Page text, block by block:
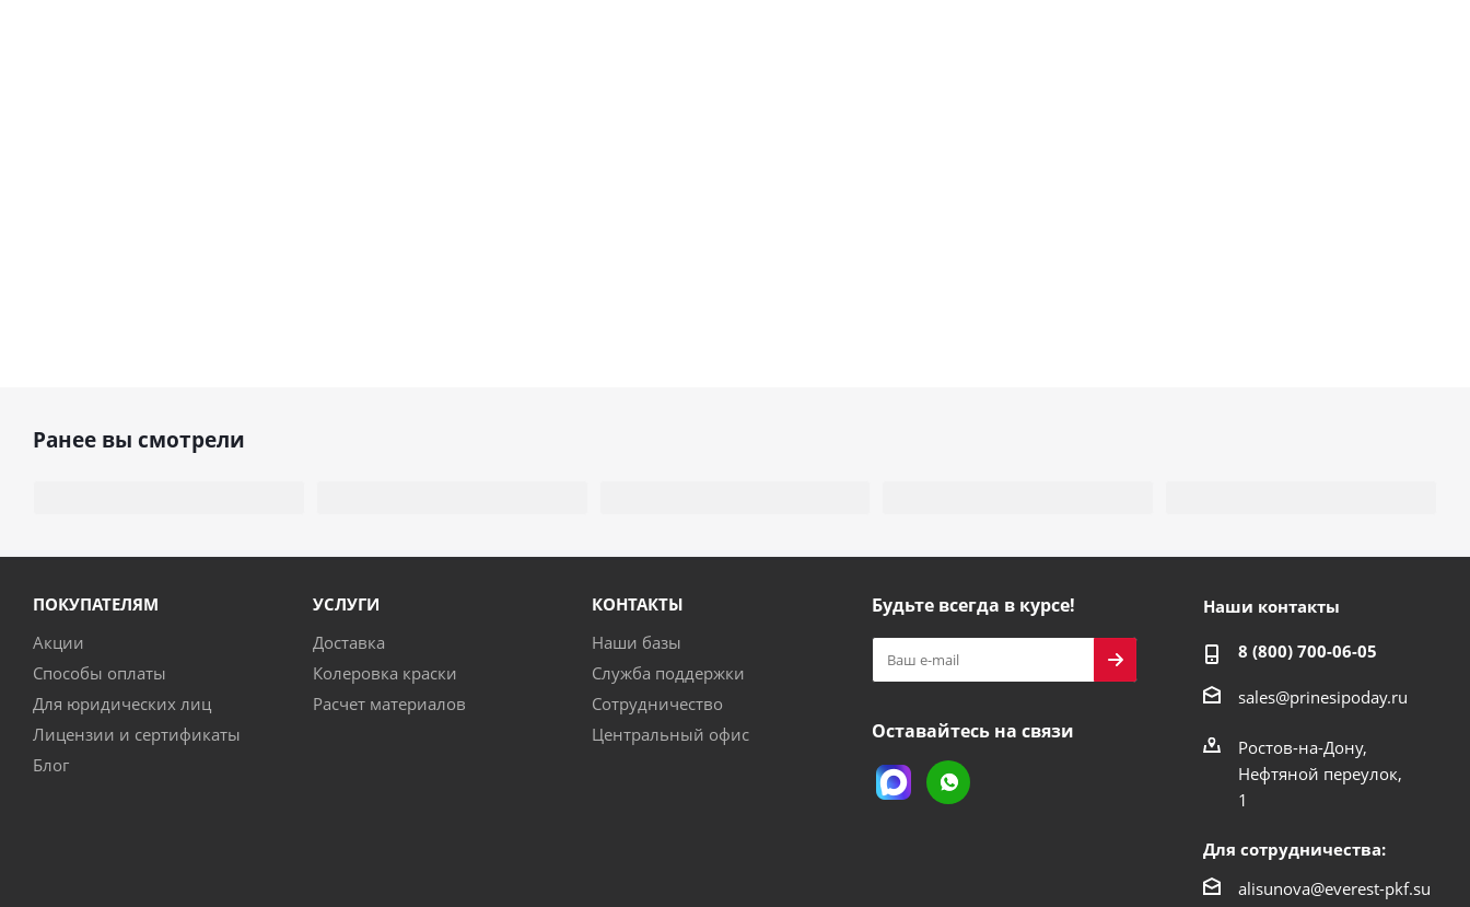
Ранее вы смотрели
ПОКУПАТЕЛЯМ
Акции
Способы оплаты
Для юридических лиц
Лицензии и сертификаты
Блог
УСЛУГИ
Доставка
Колеровка краски
Расчет материалов
КОНТАКТЫ
Наши базы
Служба поддержки
Сотрудничество
Центральный офис
Будьте всегда в курсе!
Оставайтесь на связи
Наши контакты
8 (800) 700-06-05
sales@prinesipoday.ru
Ростов-на-Дону,
Нефтяной переулок,
1
Для сотрудничества:
alisunova@everest-pkf.su